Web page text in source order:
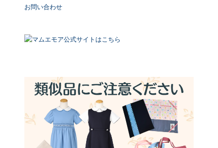
お問い合わせ
マムエモア公式サイトはこちら